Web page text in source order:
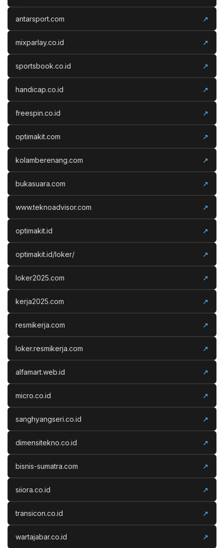
antarsport.com ↗
mixparlay.co.id ↗
sportsbook.co.id ↗
handicap.co.id ↗
freespin.co.id ↗
optimakit.com ↗
kolamberenang.com ↗
bukasuara.com ↗
www.teknoadvisor.com ↗
optimakit.id ↗
optimakit.id/loker/ ↗
loker2025.com ↗
kerja2025.com ↗
resmikerja.com ↗
loker.resmikerja.com ↗
alfamart.web.id ↗
micro.co.id ↗
sanghyangseri.co.id ↗
dimensitekno.co.id ↗
bisnis-sumatra.com ↗
siiora.co.id ↗
transicon.co.id ↗
wartajabar.co.id ↗